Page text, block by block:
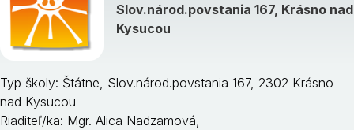
Slov.národ.povstania 167, Krásno nad
Kysucou
Typ školy: Štátne, Slov.národ.povstania 167, 2302 Krásno
nad Kysucou
Riaditeľ/ka: Mgr. Alica Nadzamová,